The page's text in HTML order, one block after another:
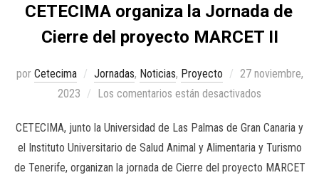
CETECIMA organiza la Jornada de
Cierre del proyecto MARCET II
por Cetecima Jornadas, Noticias, Proyecto
27 noviembre,
2023
Los comentarios están desactivados
CETECIMA, junto la Universidad de Las Palmas de Gran Canaria y
el Instituto Universitario de Salud Animal y Alimentaria y Turismo
de Tenerife, organizan la jornada de Cierre del proyecto MARCET